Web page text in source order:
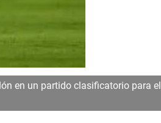
en un partido clasificatorio para el